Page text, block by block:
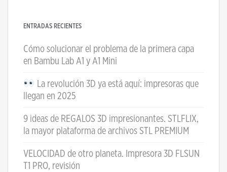
ENTRADAS RECIENTES
Cómo solucionar el problema de la primera capa
en Bambu Lab A1 y A1 Mini
La revolución 3D ya está aquí: impresoras que
llegan en 2025
9 ideas de REGALOS 3D impresionantes. STLFLIX,
la mayor plataforma de archivos STL PREMIUM
VELOCIDAD de otro planeta. Impresora 3D FLSUN
T1 PRO, revisión